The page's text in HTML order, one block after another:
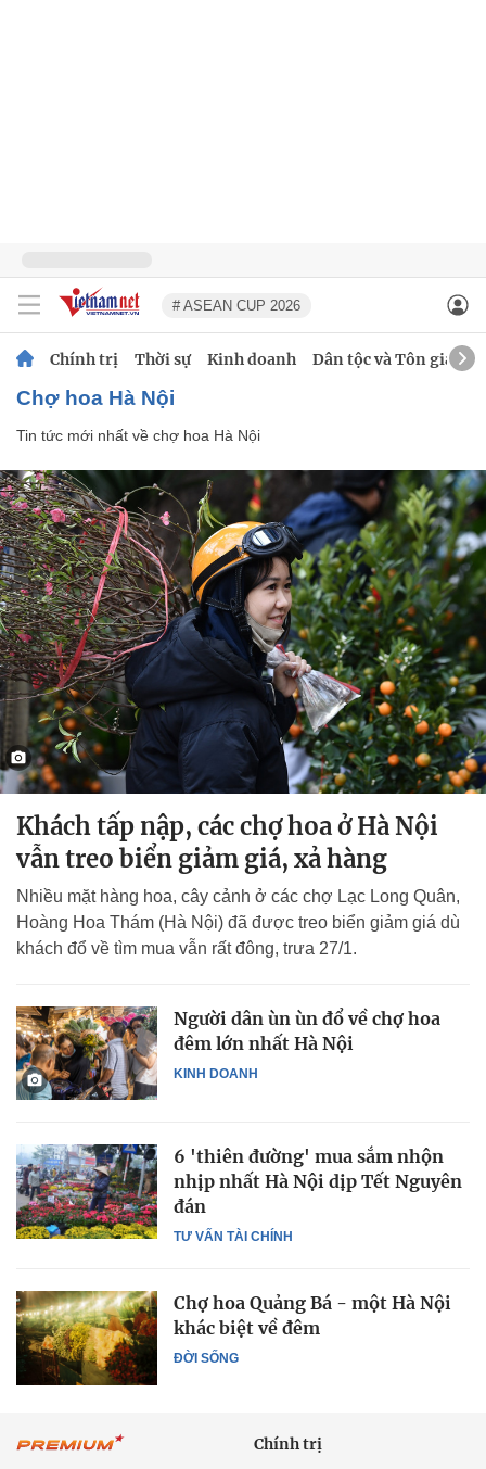
# ASEAN CUP 2026
Chính trị Thời sự Kinh doanh Dân tộc và Tôn giáo
chợ hoa Hà Nội
Tin tức mới nhất về chợ hoa Hà Nội
Khách tấp nập, các chợ hoa ở Hà Nội
vẫn treo biển giảm giá, xả hàng
Nhiều mặt hàng hoa, cây cảnh ở các chợ Lạc Long Quân,
Hoàng Hoa Thám (Hà Nội) đã được treo biển giảm giá dù
khách đổ về tìm mua vẫn rất đông, trưa 27/1.
KINH DOANH
Người dân ùn ùn đổ về chợ hoa
đêm lớn nhất Hà Nội
TƯ VẤN TÀI CHÍNH
6 'thiên đường' mua sắm nhộn
nhịp nhất Hà Nội dịp Tết Nguyên
đán
ĐỜI SỐNG
Chợ hoa Quảng Bá - một Hà Nội
khác biệt về đêm
Chính trị